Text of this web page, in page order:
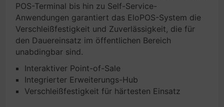
POS-Terminal bis hin zu Self-Service-
Anwendungen garantiert das EloPOS-System die
Verschleißfestigkeit und Zuverlässigkeit, die für
den Dauereinsatz im öffentlichen Bereich
unabdingbar sind.
Interaktiver Point-of-Sale
Integrierter Erweiterungs-Hub
Verschleißfestigkeit für härtesten Einsatz